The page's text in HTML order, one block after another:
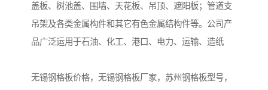
盖板、树池盖、围墙、天花板、吊顶、遮阳板；管道支
吊架及各类金属构件和其它有色金属结构件等。公司产
品广泛运用于石油、化工、港口、电力、运输、造纸
无锡钢格板价格，无锡钢格板厂家，苏州钢格板型号，